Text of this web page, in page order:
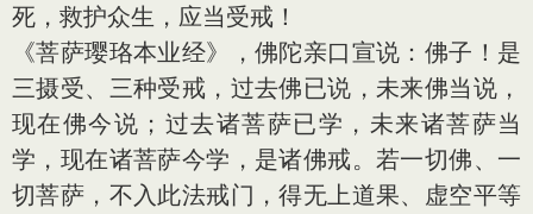
死，救护众生，应当受戒！
《菩萨璎珞本业经》，佛陀亲口宣说：佛子！是
三摄受、三种受戒，过去佛已说，未来佛当说，
现在佛今说；过去诸菩萨已学，未来诸菩萨当
学，现在诸菩萨今学，是诸佛戒。若一切佛、一
切菩萨，不入此法戒门，得无上道果、虚空平等